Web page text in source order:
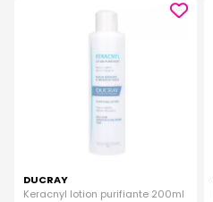
DUCRAY
Keracnyl lotion purifiante 200ml